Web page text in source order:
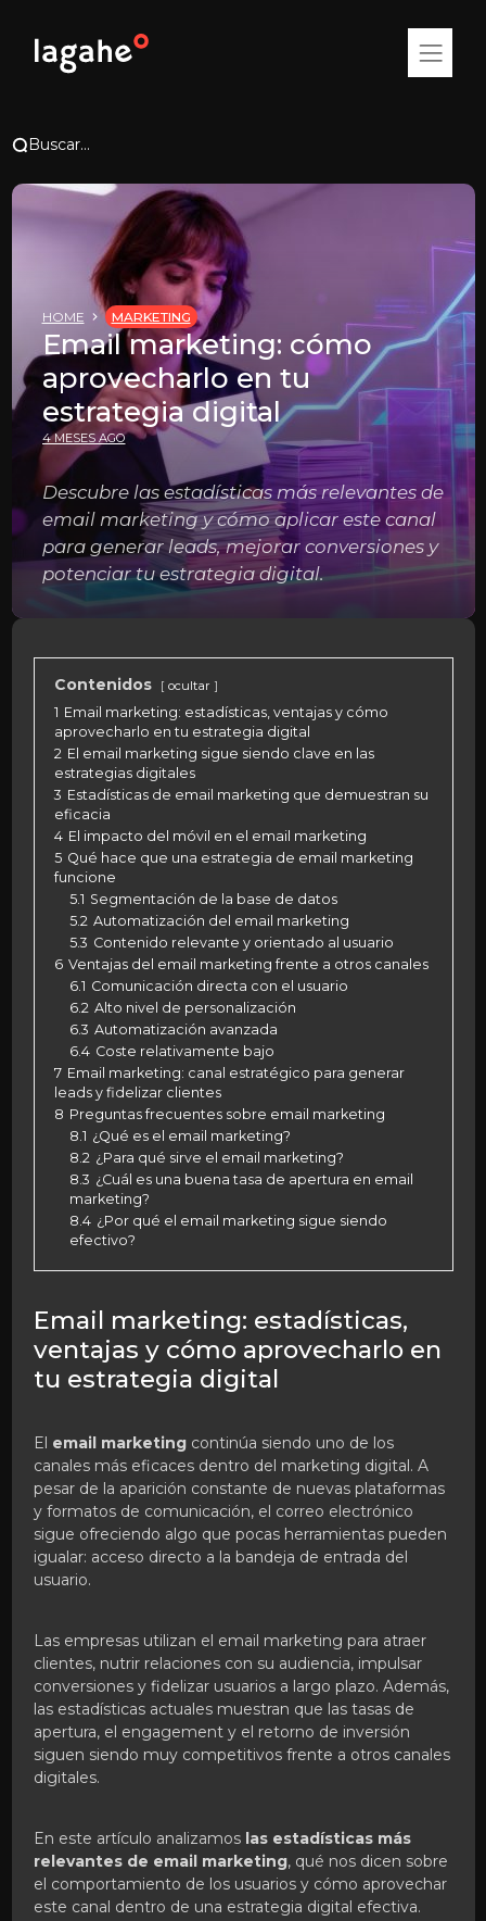
Buscar...
HOME MARKETING
Email marketing: cómo
aprovecharlo en tu
estrategia digital
4 MESES AGO
Descubre las estadísticas más relevantes de
email marketing y cómo aplicar este canal
para generar leads, mejorar conversiones y
potenciar tu estrategia digital.
Contenidos ocultar
1 Email marketing: estadísticas, ventajas y cómo
aprovecharlo en tu estrategia digital
2 El email marketing sigue siendo clave en las
estrategias digitales
3 Estadísticas de email marketing que demuestran su
eficacia
4 El impacto del móvil en el email marketing
5 Qué hace que una estrategia de email marketing
funcione
5.1 Segmentación de la base de datos
5.2 Automatización del email marketing
5.3 Contenido relevante y orientado al usuario
6 Ventajas del email marketing frente a otros canales
6.1 Comunicación directa con el usuario
6.2 Alto nivel de personalización
6.3 Automatización avanzada
6.4 Coste relativamente bajo
7 Email marketing: canal estratégico para generar
leads y fidelizar clientes
8 Preguntas frecuentes sobre email marketing
8.1 ¿Qué es el email marketing?
8.2 ¿Para qué sirve el email marketing?
8.3 ¿Cuál es una buena tasa de apertura en email
marketing?
8.4 ¿Por qué el email marketing sigue siendo
efectivo?
Email marketing: estadísticas,
ventajas y cómo aprovecharlo en
tu estrategia digital
El email marketingcontinúa siendo uno de los
canales más eficaces dentro del marketing digital. A
pesar de la aparición constante de nuevas plataformas
y formatos de comunicación, el correo electrónico
sigue ofreciendo algo que pocas herramientas pueden
igualar: acceso directo a la bandeja de entrada del
usuario.
Las empresas utilizan el email marketing para atraer
clientes, nutrir relaciones con su audiencia, impulsar
conversiones y fidelizar usuarios a largo plazo. Además,
las estadísticas actuales muestran que las tasas de
apertura, el engagement y el retorno de inversión
siguen siendo muy competitivos frente a otros canales
digitales.
En este artículo analizamos las estadísticas más
relevantes de email marketing, qué nos dicen sobre
el comportamiento de los usuarios y cómo aprovechar
este canal dentro de una estrategia digital efectiva.